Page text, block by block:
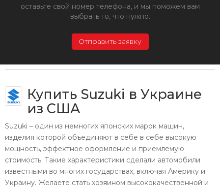
оставьте свой номер телефона, и мы поможем вам
выбрать то, что нужно.
Отправить заявку
Купить Suzuki в Украине
из США
Suzuki – один из немногих японских марок машин,
изделия которой объединяют в себе в себе высокую
мощность, эффектное оформление и приемлемую
стоимость. Такие характеристики сделали автомобили
известными во многих государствах, включая Америку и
Украину. Желаете стать хозяином высококачественной и